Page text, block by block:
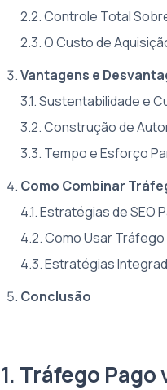
2.2. Controle Total
2.3. O Custo de
Vantagens e
3.1. Sustentabilidade e
3.2. Construção de
3.3. Tempo e Esforço
Como Combinar
4.1. Estratégias de SEO
4.2. Como Usar
4.3. Estratégias
Conclusão
1. Tráfego